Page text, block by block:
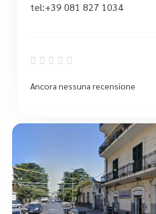
tel:+39 081 827 1034
    
Ancora nessuna recensione